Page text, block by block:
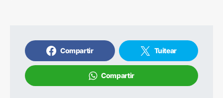
Compartir Tuitear
Compartir